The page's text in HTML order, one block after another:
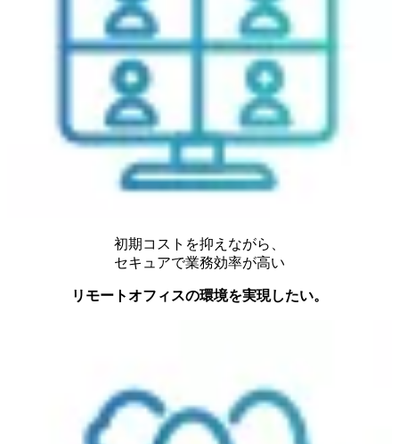
初期コストを抑えながら、
セキュアで業務効率が高い
リモートオフィスの環境を実現したい。